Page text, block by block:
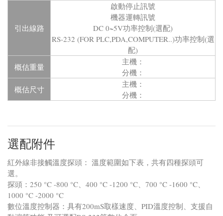
引出線路
啟動停止訊號
機器運轉訊號
DC 0~5V功率控制(選配)
RS-232 (FOR PLC,PDA,COMPUTER..)功率控制(選
配)
概估重量
主機：
分機：
概估尺寸
主機：
分機：
選配附件
紅外線非接觸溫度探頭： 溫度範圍如下表，共有四種探頭可
選。
探頭：250 °C -800 °C、400 °C -1200 °C、700 °C -1600 °C、
1000 °C -2000 °C
數位溫度控制器：具有200mS取樣速度、PID溫度控制、支援自